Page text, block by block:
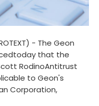
- The Geon
that the
RodinoAntitrust
to Geon's
Corporation,